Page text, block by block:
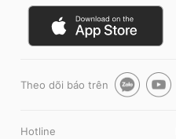
Theo dõi báo trên
Hotline